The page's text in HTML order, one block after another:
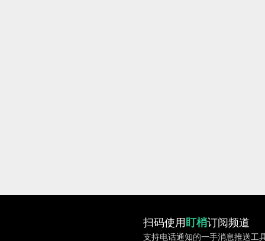
扫码使用 盯梢订阅频道
支持电话通知的一手消息推送工